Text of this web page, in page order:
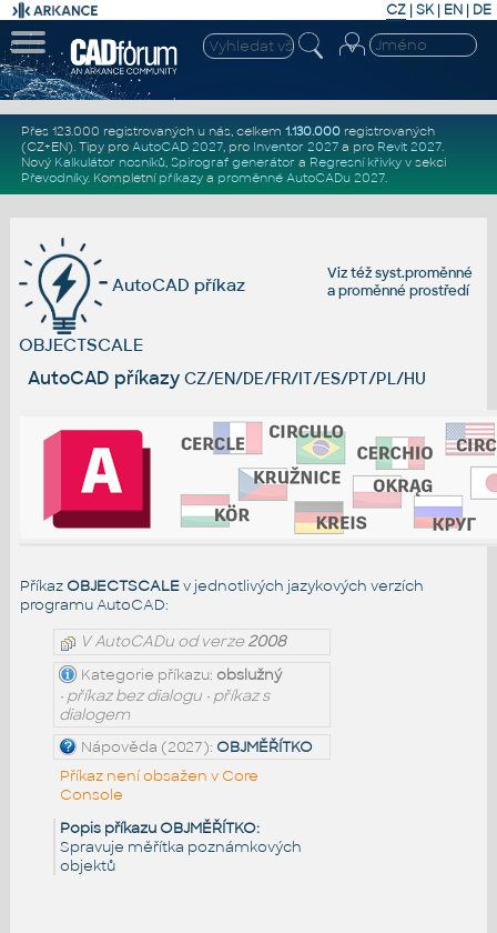
CZ | SK| EN | DE
Přes 123.000 registrovaných u nás, celkem 1.130.000registrovaných
(CZ+EN). Tipy pro AutoCAD 2027, pro Inventor 2027a pro Revit 2027.
Nový Kalkulátor nosníků, Spirograf generátor a Regresní křivkyv sekci
Převodníky. Kompletní příkazya proměnné AutoCADu 2027.
Viz téžsyst.proměnné
aproměnné prostředí
AutoCAD příkaz
OBJECTSCALE
AutoCAD příkazy CZ/EN/DE/FR/IT/ES/PT/PL/HU
Příkaz OBJECTSCALEv jednotlivých jazykových verzích
programu AutoCAD:
V AutoCADu od verze2008
Kategorie příkazu: obslužný
• příkaz bez dialogu • příkaz s
dialogem
Nápověda (2027): OBJMĚŘÍTKO
Příkaz není obsažen v Core
Console
Popis příkazu OBJMĚŘÍTKO:
Spravuje měřítka poznámkových
objektů